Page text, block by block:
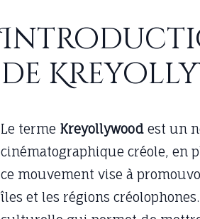
de
Le terme Kreyollywood est un
cinématographique créole, en
ce mouvement vise à
îles et les régions